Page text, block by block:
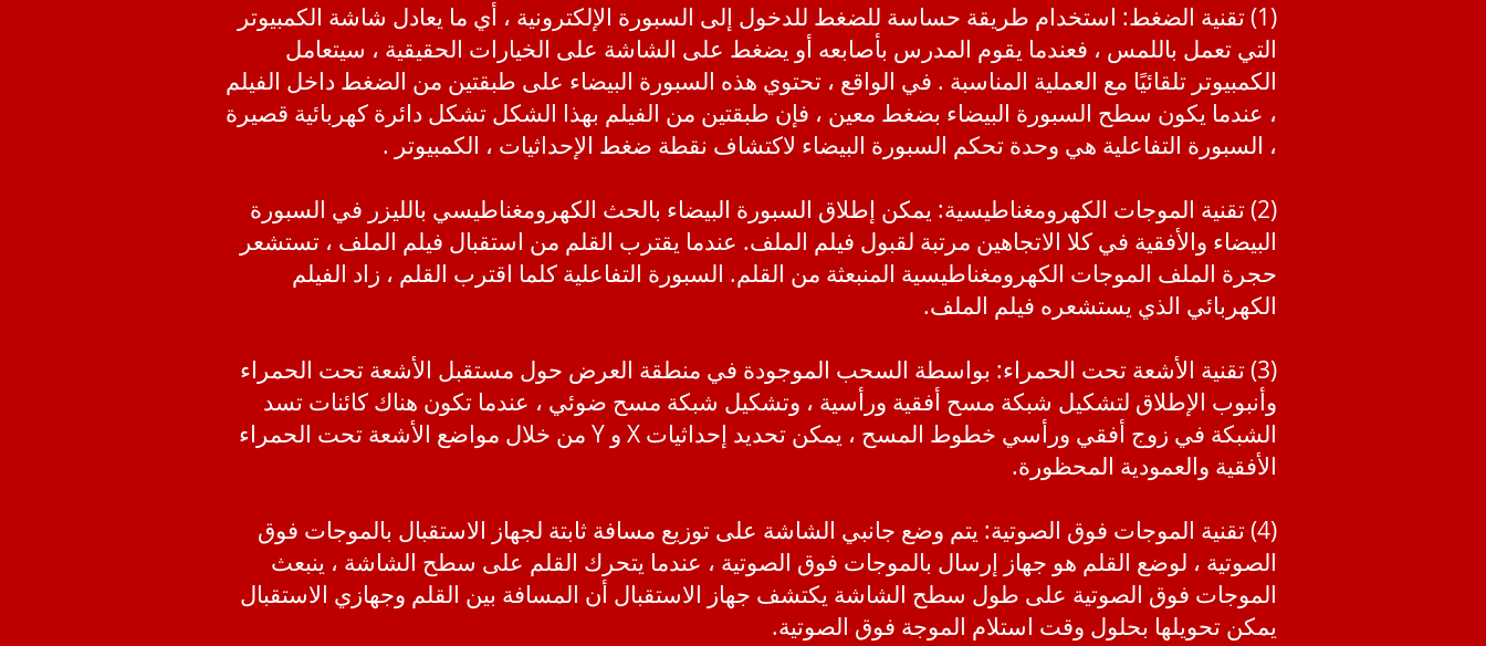
(1) تقنية الضغط: استخدام طريقة حساسة للضغط للدخول إلى السبورة الإلكترونية ، أي ما يعادل شاشة الكمبيوتر
التي تعمل باللمس ، فعندما يقوم المدرس بأصابعه أو يضغط على الشاشة على الخيارات الحقيقية ، سيتعامل
الكمبيوتر تلقائيًا مع العملية المناسبة . في الواقع ، تحتوي هذه السبورة البيضاء على طبقتين من الضغط داخل الفيلم
، عندما يكون سطح السبورة البيضاء بضغط معين ، فإن طبقتين من الفيلم بهذا الشكل تشكل دائرة كهربائية قصيرة
، السبورة التفاعلية هي وحدة تحكم السبورة البيضاء لاكتشاف نقطة ضغط الإحداثيات ، الكمبيوتر .
(2) تقنية الموجات الكهرومغناطيسية: يمكن إطلاق السبورة البيضاء بالحث الكهرومغناطيسي بالليزر في السبورة
البيضاء والأفقية في كلا الاتجاهين مرتبة لقبول فيلم الملف. عندما يقترب القلم من استقبال فيلم الملف ، تستشعر
حجرة الملف الموجات الكهرومغناطيسية المنبعثة من القلم. السبورة التفاعلية كلما اقترب القلم ، زاد الفيلم
الكهربائي الذي يستشعره فيلم الملف.
(3) تقنية الأشعة تحت الحمراء: بواسطة السحب الموجودة في منطقة العرض حول مستقبل الأشعة تحت الحمراء
وأنبوب الإطلاق لتشكيل شبكة مسح أفقية ورأسية ، وتشكيل شبكة مسح ضوئي ، عندما تكون هناك كائنات تسد
الشبكة في زوج أفقي ورأسي خطوط المسح ، يمكن تحديد إحداثيات X و Y من خلال مواضع الأشعة تحت الحمراء
الأفقية والعمودية المحظورة.
(4) تقنية الموجات فوق الصوتية: يتم وضع جانبي الشاشة على توزيع مسافة ثابتة لجهاز الاستقبال بالموجات فوق
الصوتية ، لوضع القلم هو جهاز إرسال بالموجات فوق الصوتية ، عندما يتحرك القلم على سطح الشاشة ، ينبعث
الموجات فوق الصوتية على طول سطح الشاشة يكتشف جهاز الاستقبال أن المسافة بين القلم وجهازي الاستقبال
يمكن تحويلها بحلول وقت استلام الموجة فوق الصوتية.